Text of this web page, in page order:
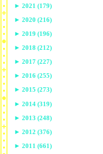
► 2021 (179)
► 2020 (216)
► 2019 (196)
► 2018 (212)
► 2017 (227)
► 2016 (255)
► 2015 (273)
► 2014 (319)
► 2013 (248)
► 2012 (376)
► 2011 (661)